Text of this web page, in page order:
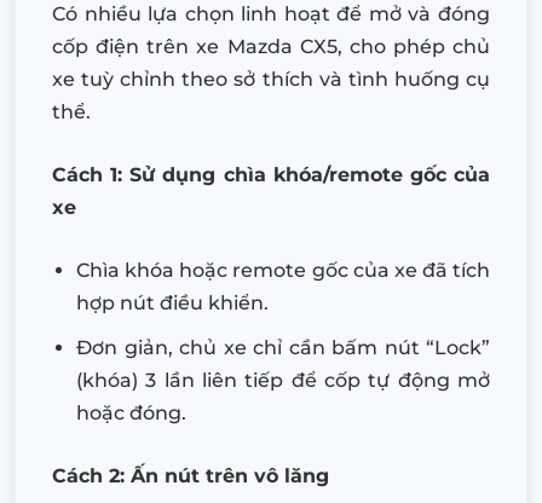
Có nhiều lựa chọn linh hoạt để mở và đóng
cốp điện trên xe Mazda CX5, cho phép chủ
xe tuỳ chỉnh theo sở thích và tình huống cụ
thể.
Cách 1: Sử dụng chìa khóa/remote gốc của
xe
Chìa khóa hoặc remote gốc của xe đã tích
hợp nút điều khiển.
Đơn giản, chủ xe chỉ cần bấm nút “Lock”
(khóa) 3 lần liên tiếp để cốp tự động mở
hoặc đóng.
Cách 2: Ấn nút trên vô lăng